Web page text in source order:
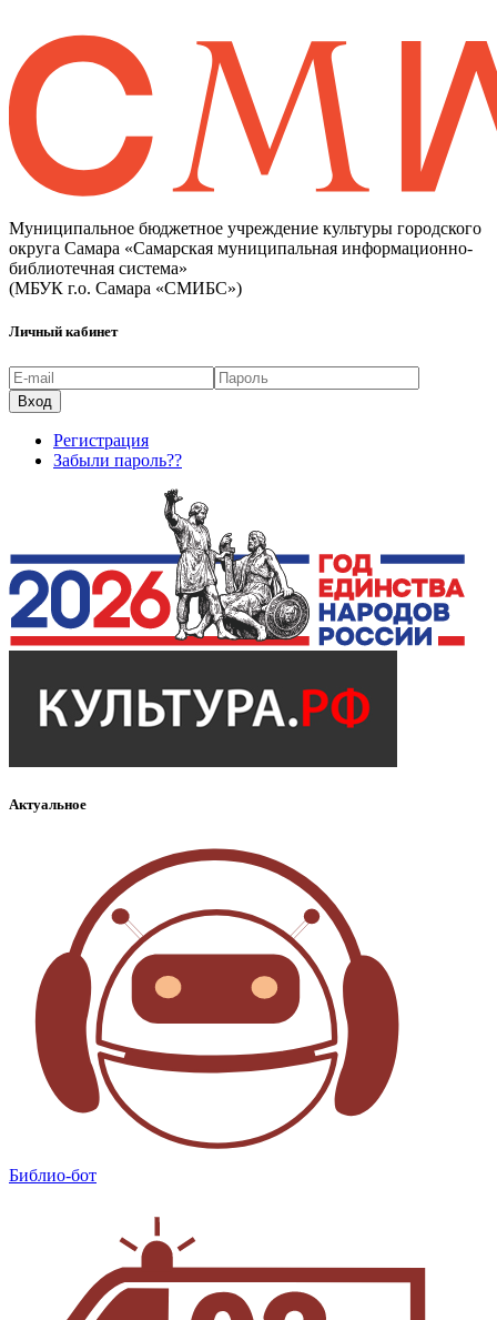
Муниципальное бюджетное учреждение культуры городского
округа Самара «Самарская муниципальная информационно-
библиотечная система»
(МБУК г.о. Самара «СМИБС»)
Личный кабинет
Регистрация
Забыли пароль??
Актуальное
Библио-бот